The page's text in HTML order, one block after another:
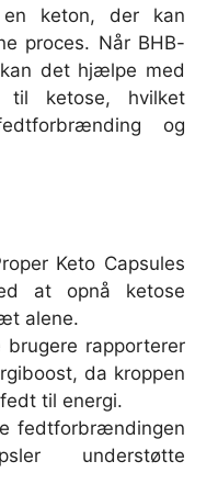
keton, der kan
proces. Når BHB-
det hjælpe med
til ketose, hvilket
og
Keto Capsules
at opnå ketose
alene.
brugere rapporterer
da kroppen
til energi.
fedtforbrændingen
understøtte